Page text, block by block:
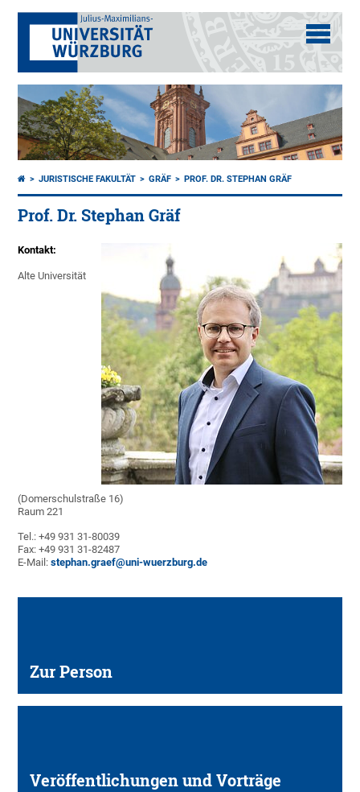
JURISTISCHE FAKULTÄT GRÄF PROF. DR. STEPHAN GRÄF
Prof. Dr. Stephan Gräf
Kontakt:
Alte Universität
(Domerschulstraße 16)
Raum 221
Tel.: +49 931 31-80039
Fax: +49 931 31-82487
E-Mail:stephan.graef@uni-wuerzburg.de
Zur Person
Veröffentlichungen und Vorträge